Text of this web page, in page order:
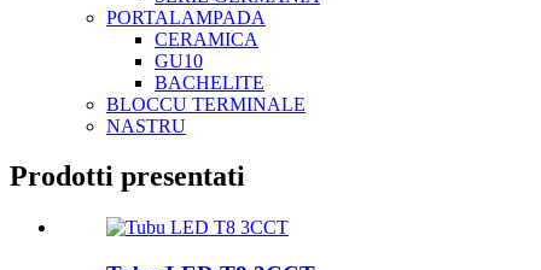
PORTALAMPADA
CERAMICA
GU10
BACHELITE
BLOCCU TERMINALE
NASTRU
Prodotti presentati